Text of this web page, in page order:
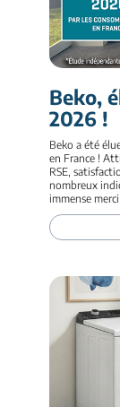
Beko,
2026 !
Beko a été
en France !
RSE,
nombreux
immense